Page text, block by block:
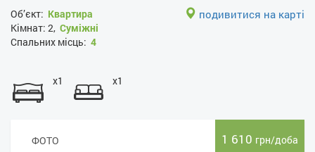
Об’єкт: Квартира
Кімнат: 2, Суміжні
Спальних місць: 4
подивитися на карті
x1 x1
ФОТО 1 610 грн/доба